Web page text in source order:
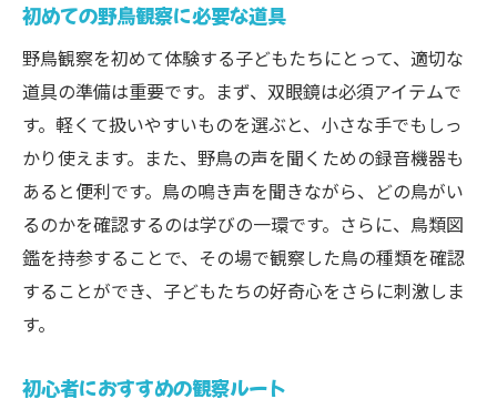
初めての野鳥観察に必要な道具
野鳥観察を初めて体験する子どもたちにとって、適切な
道具の準備は重要です。まず、双眼鏡は必須アイテムで
す。軽くて扱いやすいものを選ぶと、小さな手でもしっ
かり使えます。また、野鳥の声を聞くための録音機器も
あると便利です。鳥の鳴き声を聞きながら、どの鳥がい
るのかを確認するのは学びの一環です。さらに、鳥類図
鑑を持参することで、その場で観察した鳥の種類を確認
することができ、子どもたちの好奇心をさらに刺激しま
す。
初心者におすすめの観察ルート